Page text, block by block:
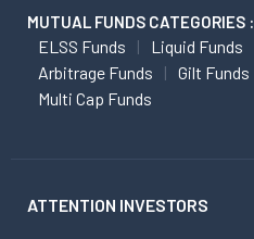
MUTUAL FUNDS CATEGORIES :
ELSS Funds Liquid Funds
Arbitrage Funds
Gilt Funds
Multi Cap Funds
ATTENTION INVESTORS